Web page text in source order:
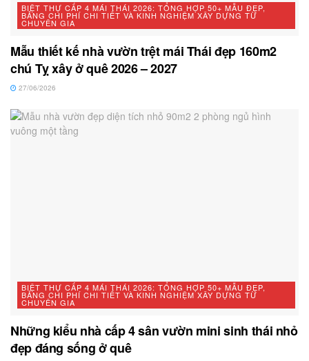
BIỆT THỰ CẤP 4 MÁI THÁI 2026: TỔNG HỢP 50+ MẪU ĐẸP,
BẢNG CHI PHÍ CHI TIẾT VÀ KINH NGHIỆM XÂY DỰNG TỪ
CHUYÊN GIA
Mẫu thiết kế nhà vườn trệt mái Thái đẹp 160m2
chú Tỵ xây ở quê 2026 – 2027
27/06/2026
BIỆT THỰ CẤP 4 MÁI THÁI 2026: TỔNG HỢP 50+ MẪU ĐẸP,
BẢNG CHI PHÍ CHI TIẾT VÀ KINH NGHIỆM XÂY DỰNG TỪ
CHUYÊN GIA
Những kiểu nhà cấp 4 sân vườn mini sinh thái nhỏ
đẹp đáng sống ở quê